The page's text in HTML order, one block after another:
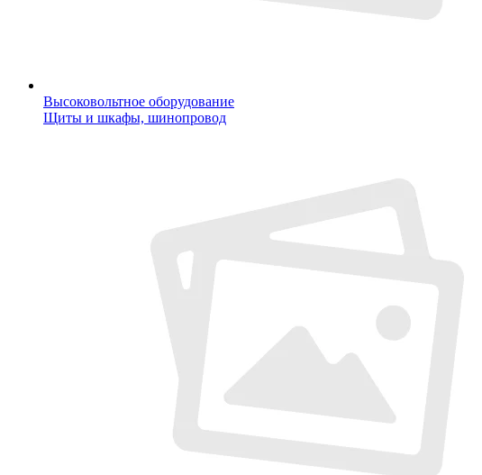
Высоковольтное оборудование
Щиты и шкафы, шинопровод